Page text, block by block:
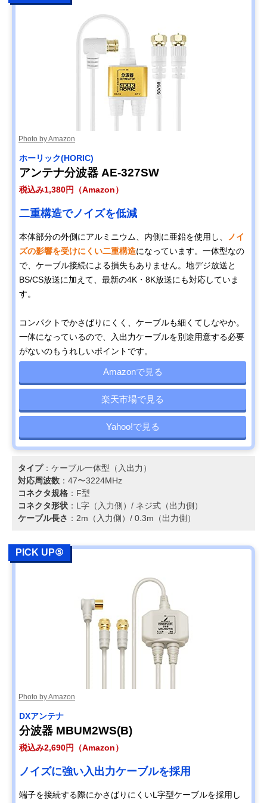
Photo by Amazon
ホーリック(HORIC)
アンテナ分波器 AE-327SW
税込み1,380円（Amazon）
二重構造でノイズを低減
本体部分の外側にアルミニウム、内側に亜鉛を使用し、
ノイ
ズの影響を受けにくい二重構造になっています。一体型なの
で、ケーブル接続による損失もありません。地デジ放送と
BS/CS放送に加えて、最新の4K・8K放送にも対応していま
す。
コンパクトでかさばりにくく、ケーブルも細くてしなやか。
一体になっているので、入出力ケーブルを別途用意する必要
がないのもうれしいポイントです。
Amazonで見る
楽天市場で見る
Yahoo!で見る
タイプ：ケーブル一体型（入出力）
対応周波数 ：47〜3224MHz
コネクタ規格 ：F型
コネクタ形状 ：L字（入力側）/ ネジ式（出力側）
ケーブル長さ ：2m（入力側）/ 0.3m（出力側）
PICK UP⑤
Photo by Amazon
DXアンテナ
分波器 MBUM2WS(B)
税込み2,690円（Amazon）
ノイズに強い入出力ケーブルを採用
​​端子を接続する際にかさばりにくいL字型ケーブルを採用し